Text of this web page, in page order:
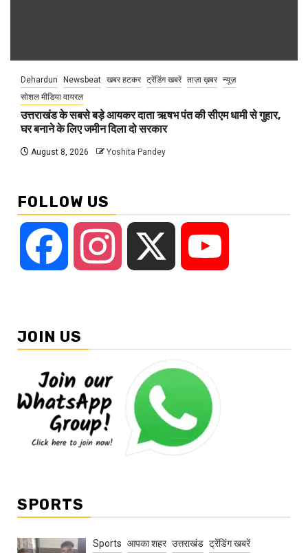
Dehardun Newsbeat खबर हटकर ट्रेंडिंग खबरें ताज़ा ख़बर न्यूज़
सोशल मीडिया वायरल
उत्तराखंड के सबसे बड़े आयकर दाता ऋषभ पंत की सीएम धामी से गुहार,
घर बनाने के लिए जमीन दिला दो सरकार
August 8, 2026 Yoshita Pandey
FOLLOW US
Facebook Instagram
JOIN US
SPORTS
Sports आपका शहर उत्तराखंड ट्रेंडिंग खबरें